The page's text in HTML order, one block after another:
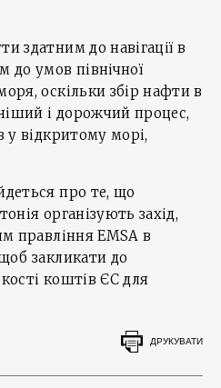
здатним до навігації в
до умов північної
оскільки збір нафти в
і дорожчий процес,
у відкритому морі,
про те, що
організують захід,
правління EMSA в
закликати до
коштів ЄС для
ДРУКУВАТИ